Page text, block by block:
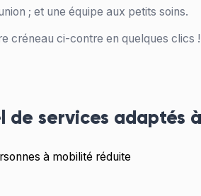
; et une équipe aux petits soins.
créneau ci-contre en quelques clics !
de services adaptés
à mobilité réduite